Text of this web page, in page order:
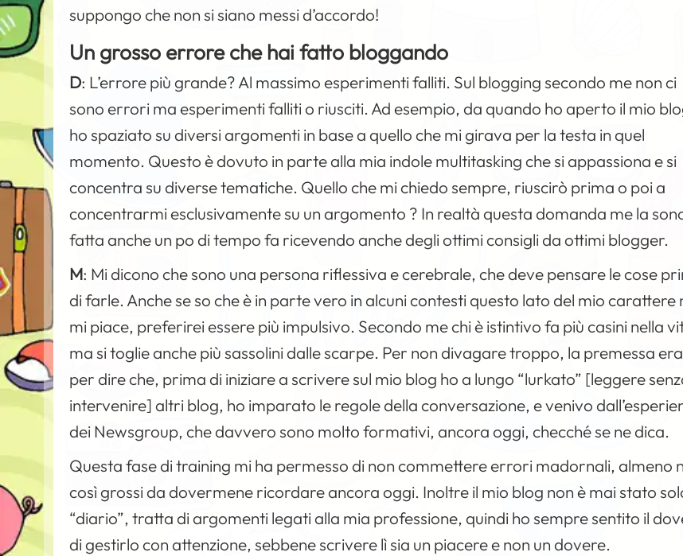
suppongo che non si siano messi d’accordo!
Un grosso errore che hai fatto bloggando
D: L’errore più grande? Al massimo esperimenti falliti. Sul blogging secondo me non ci
sono errori ma esperimenti falliti o riusciti. Ad esempio, da quando ho aperto il mio
ho spaziato su diversi argomenti in base a quello che mi girava per la testa in quel
momento. Questo è dovuto in parte alla mia indole multitasking che si appassiona e si
concentra su diverse tematiche. Quello che mi chiedo sempre, riuscirò prima o poi a
concentrarmi esclusivamente su un argomento ? In realtà questa domanda me la
fatta anche un po di tempo fa ricevendo anche degli ottimi consigli da ottimi blogger.
M: Mi dicono che sono una persona riflessiva e cerebrale, che deve pensare le cose
di farle. Anche se so che è in parte vero in alcuni contesti questo lato del mio carattere
mi piace, preferirei essere più impulsivo. Secondo me chi è istintivo fa più casini nella
ma si toglie anche più sassolini dalle scarpe. Per non divagare troppo, la premessa era
per dire che, prima di iniziare a scrivere sul mio blog ho a lungo “lurkato” [leggere
intervenire] altri blog, ho imparato le regole della conversazione, e venivo
dei Newsgroup, che davvero sono molto formativi, ancora oggi, checché se ne dica.
Questa fase di training mi ha permesso di non commettere errori madornali, almeno
così grossi da dovermene ricordare ancora oggi. Inoltre il mio blog non è mai stato
“diario”, tratta di argomenti legati alla mia professione, quindi ho sempre sentito il
di gestirlo con attenzione, sebbene scrivere lì sia un piacere e non un dovere.